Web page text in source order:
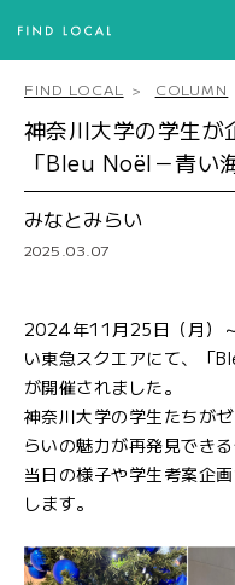
FIND LOCAL COLUMN
神奈川大学の学生が
「Bleu Noël－青い
みなとみらい
2025.03.07
2024年11月25日（月）
い東急スクエアにて、「
が開催されました。
神奈川大学の学生たちが
らいの魅力が再発見でき
当日の様子や学生考案企
します。